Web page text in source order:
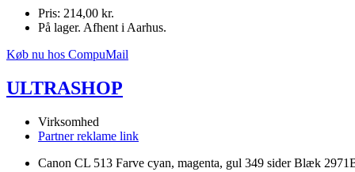
Pris: 214,00 kr.
På lager. Afhent i Aarhus.
Køb nu hos CompuMail
ULTRASHOP
Virksomhed
Partner reklame link
Canon CL 513 Farve cyan, magenta, gul 349 sider Blæk